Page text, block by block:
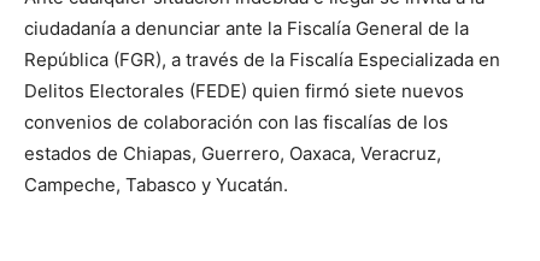
ciudadanía a denunciar ante la Fiscalía General de la
República (FGR), a través de la Fiscalía Especializada en
Delitos Electorales (FEDE) quien firmó siete nuevos
convenios de colaboración con las fiscalías de los
estados de Chiapas, Guerrero, Oaxaca, Veracruz,
Campeche, Tabasco y Yucatán.